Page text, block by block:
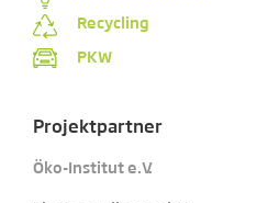
Recycling
PKW
Projektpartner
Öko-Institut e.V.